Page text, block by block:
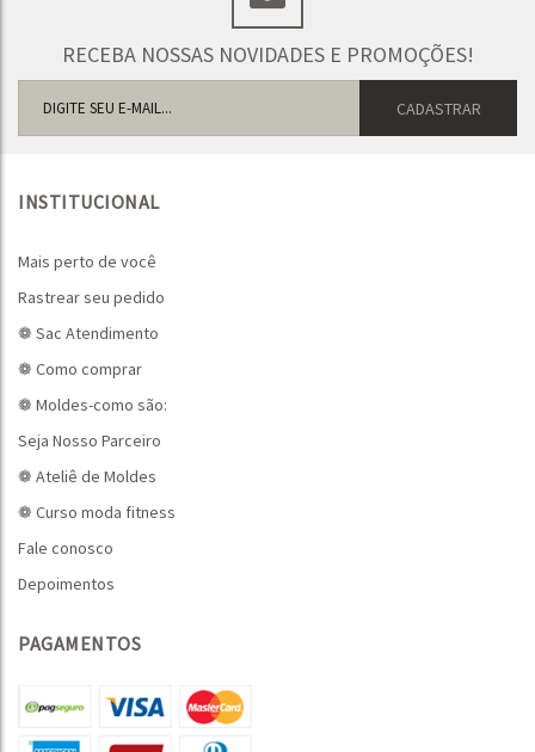
RECEBA NOSSAS NOVIDADES E PROMOÇÕES!
INSTITUCIONAL
Mais perto de você
Rastrear seu pedido
❁ Sac Atendimento
❁ Como comprar
❁ Moldes-como são:
Seja Nosso Parceiro
❁ Ateliê de Moldes
❁ Curso moda fitness
Fale conosco
Depoimentos
PAGAMENTOS